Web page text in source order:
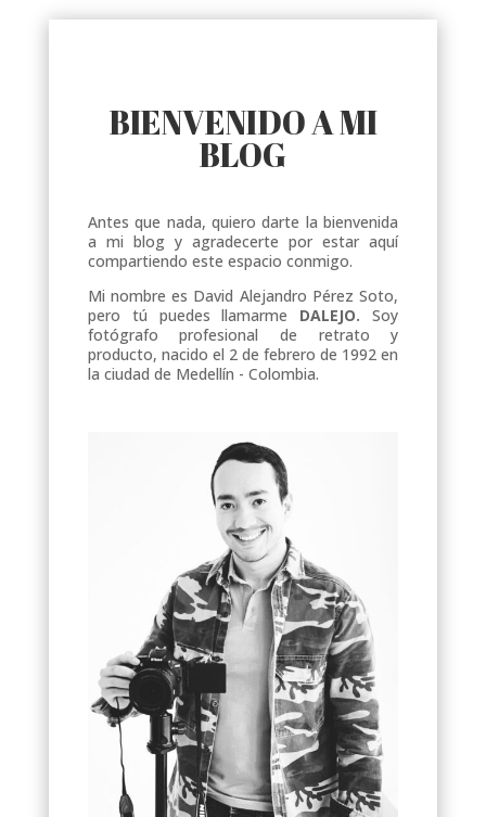
BIENVENIDO A MI
BLOG
Antes que nada, quiero darte la bienvenida
a mi blog y agradecerte por estar aquí
compartiendo este espacio conmigo.
Mi nombre es David Alejandro Pérez Soto,
pero tú puedes llamarme DALEJO.Soy
fotógrafo profesional de retrato y
producto, nacido el 2 de febrero de 1992 en
la ciudad de Medellín - Colombia.